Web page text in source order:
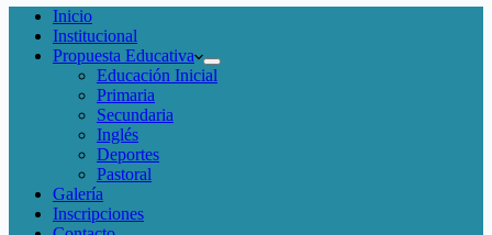
Inicio
Institucional
Propuesta Educativa
Educación Inicial
Primaria
Secundaria
Inglés
Deportes
Pastoral
Galería
Inscripciones